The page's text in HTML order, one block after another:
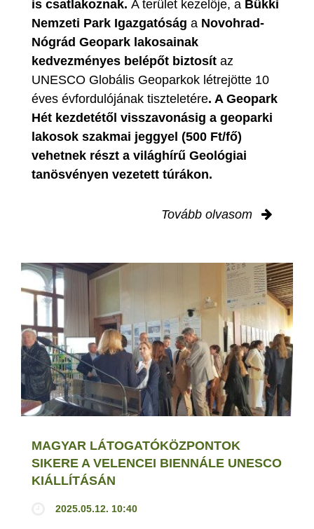
is csatlakoznak. A terület kezelője, a Bükki
Nemzeti Park Igazgatóság a Novohrad-
Nógrád Geopark lakosainak
kedvezményes belépőt biztosít az
UNESCO Globális Geoparkok létrejötte 10
éves évfordulójának tiszteletére. A Geopark
Hét kezdetétől visszavonásig a geoparki
lakosok szakmai jeggyel (500 Ft/fő)
vehetnek részt a világhírű Geológiai
tanösvényen vezetett túrákon.
Tovább olvasom
MAGYAR LÁTOGATÓKÖZPONTOK
SIKERE A VELENCEI BIENNÁLE UNESCO
KIÁLLÍTÁSÁN
2025.05.12. 10:40